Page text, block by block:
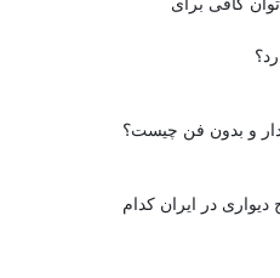
و بدون فن چیست؟
دیواری در ایران کدام